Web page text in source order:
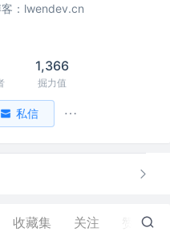
：lwendev.cn
1,366
掘力值
私信
收藏集 关注 219